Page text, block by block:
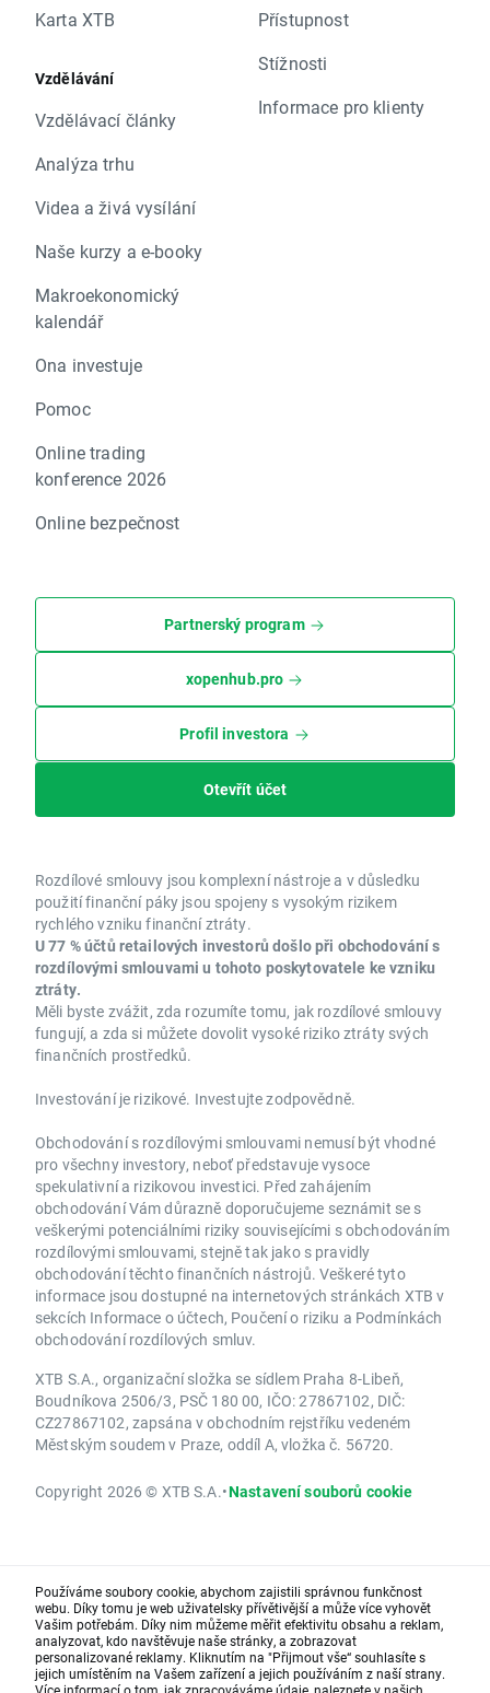
Karta XTB
Vzdělávání
Vzdělávací články
Analýza trhu
Videa a živá vysílání
Naše kurzy a e-booky
Makroekonomický
kalendář
Ona investuje
Pomoc
Online trading
konference 2026
Online bezpečnost
Přístupnost
Stížnosti
Informace pro klienty
Partnerský program
xopenhub.pro
Profil investora
Otevřít účet
Rozdílové smlouvy jsou komplexní nástroje a v důsledku
použití finanční páky jsou spojeny s vysokým rizikem
rychlého vzniku finanční ztráty.
U 77 % účtů retailových investorů došlo při obchodování s
rozdílovými smlouvami u tohoto poskytovatele ke vzniku
ztráty.
Měli byste zvážit, zda rozumíte tomu, jak rozdílové smlouvy
fungují, a zda si můžete dovolit vysoké riziko ztráty svých
finančních prostředků.
Investování je rizikové. Investujte zodpovědně.
Obchodování s rozdílovými smlouvami nemusí být vhodné
pro všechny investory, neboť představuje vysoce
spekulativní a rizikovou investici. Před zahájením
obchodování Vám důrazně doporučujeme seznámit se s
veškerými potenciálními riziky souvisejícími s obchodováním
rozdílovými smlouvami, stejně tak jako s pravidly
obchodování těchto finančních nástrojů. Veškeré tyto
informace jsou dostupné na internetových stránkách XTB v
sekcích Informace o účtech, Poučení o riziku a Podmínkách
obchodování rozdílových smluv.
XTB S.A., organizační složka se sídlem Praha 8-Libeň,
Boudníkova 2506/3, PSČ 180 00, IČO: 27867102, DIČ:
CZ27867102, zapsána v obchodním rejstříku vedeném
Městským soudem v Praze, oddíl A, vložka č. 56720.
Copyright 2026 © XTB S.A.•Nastavení souborů cookie
Používáme soubory cookie, abychom zajistili správnou funkčnost
webu. Díky tomu je web uživatelsky přívětivější a může více vyhovět
Vašim potřebám. Díky nim můžeme měřit efektivitu obsahu a reklam,
analyzovat, kdo navštěvuje naše stránky, a zobrazovat
personalizované reklamy. Kliknutím na "Přijmout vše“ souhlasíte s
jejich umístěním na Vašem zařízení a jejich používáním z naší strany.